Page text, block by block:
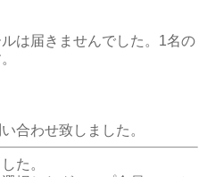
は届きませんでした。1名の
合わせ致しました。
た。